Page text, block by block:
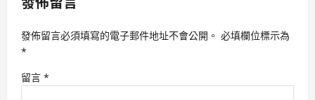
i
a
t
i
發佈留言必須填寫的電子郵件地址不會公開。 必填欄位標示為
*
留言 *